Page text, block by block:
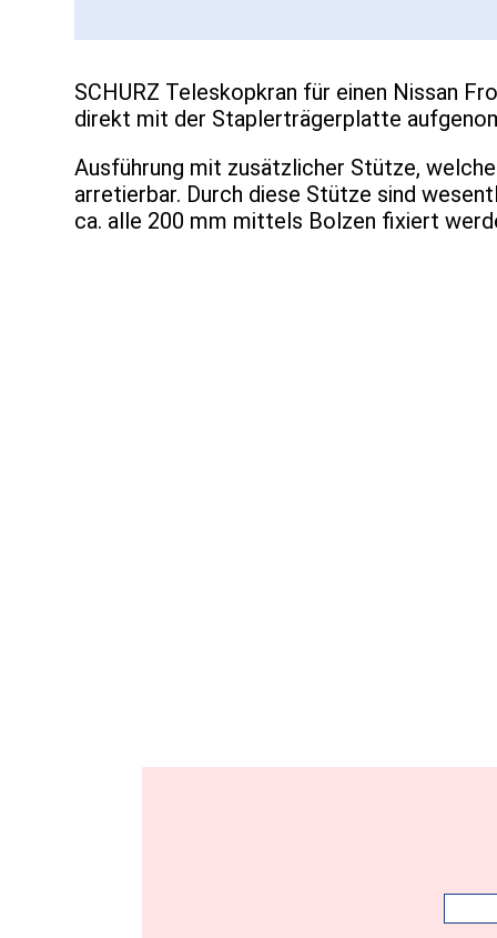
SCHURZ Teleskopkran für einen Nissan
direkt mit der Staplerträgerplatte
Ausführung mit zusätzlicher Stütze,
arretierbar. Durch diese Stütze sind
ca. alle 200 mm mittels Bolzen fixiert